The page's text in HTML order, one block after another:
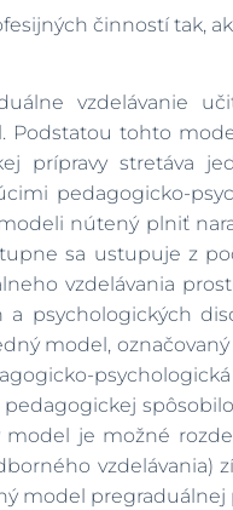
činností tak,
vzdelávanie
Podstatou tohto
prípravy stretáva
pedagogicko-
nútený plniť
sa ustupuje z
vzdelávania
psychologických
model,
je možné
vzdelávania)
model pregraduálnej